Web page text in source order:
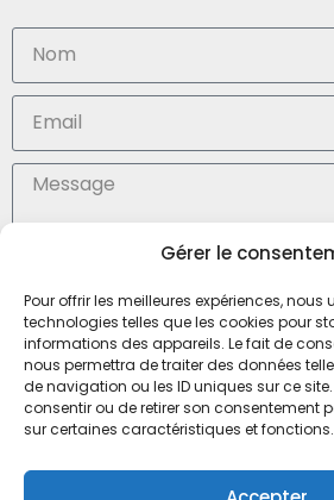
Gérer le
Pour offrir les meilleures expériences, nous
technologies telles que les cookies pour
informations des appareils. Le fait de
nous permettra de traiter des données
de navigation ou les ID uniques sur ce
consentir ou de retirer son consentement
sur certaines caractéristiques et fonctions.
En soumettant ce formulaire,
Envoyer
SARL Médisoins, Mr
53000 LAVAL –